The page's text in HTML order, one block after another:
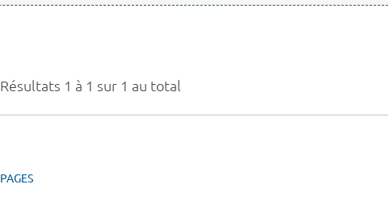
Résultats 1 à 1 sur 1 au total
PAGES